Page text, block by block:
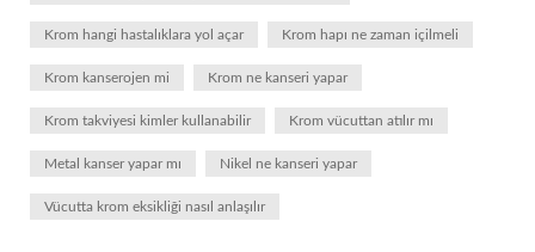
Krom hangi hastalıklara yol açar Krom hapı ne zaman içilmeli
Krom kanserojen mi Krom ne kanseri yapar
Krom takviyesi kimler kullanabilir Krom vücuttan atılır mı
Metal kanser yapar mı Nikel ne kanseri yapar
Vücutta krom eksikliği nasıl anlaşılır